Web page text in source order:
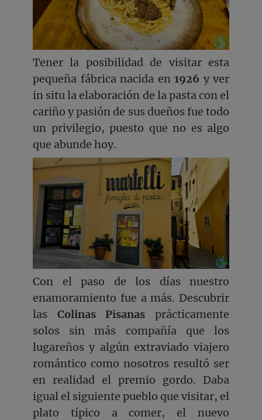
Tener la posibilidad de visitar esta
pequeña fábrica nacida en 1926 y ver
in situ la elaboración de la pasta con el
cariño y pasión de sus dueños fue todo
un privilegio, puesto que no es algo
que abunde hoy.
Con el paso de los días nuestro
enamoramiento fue a más. Descubrir
las Colinas Pisanas prácticamente
solos sin más compañía que los
lugareños y algún extraviado viajero
romántico como nosotros resultó ser
en realidad el premio gordo. Daba
igual el siguiente pueblo que visitar, el
plato típico a comer, el nuevo